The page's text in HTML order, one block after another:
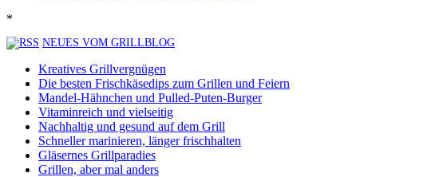
*
NEUES VOM GRILLBLOG
Kreatives Grillvergnügen
Die besten Frischkäsedips zum Grillen und Feiern
Mandel-Hähnchen und Pulled-Puten-Burger
Vitaminreich und vielseitig
Nachhaltig und gesund auf dem Grill
Schneller marinieren, länger frischhalten
Gläsernes Grillparadies
Grillen, aber mal anders